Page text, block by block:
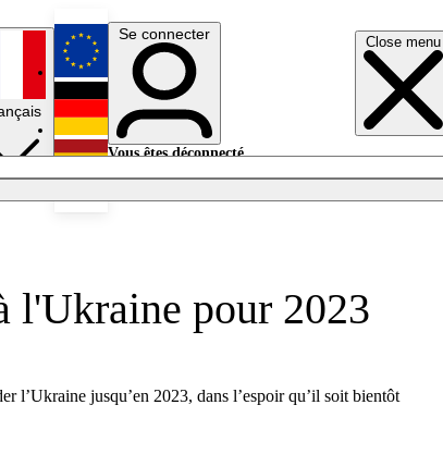
Close menu
English
Deutsch
Se connecter
Vous êtes déconnecté.
l'Ukraine pour 2023
l’Ukraine jusqu’en 2023, dans l’espoir qu’il soit bientôt